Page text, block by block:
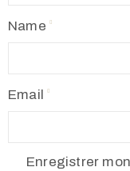
Name
Email
Enregistrer